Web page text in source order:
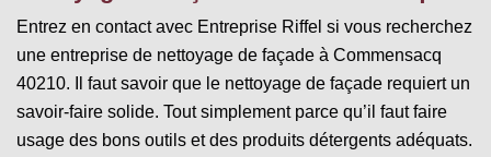
Entrez en contact avec Entreprise Riffel si vous recherchez
une entreprise de nettoyage de façade à Commensacq
40210. Il faut savoir que le nettoyage de façade requiert un
savoir-faire solide. Tout simplement parce qu’il faut faire
usage des bons outils et des produits détergents adéquats.